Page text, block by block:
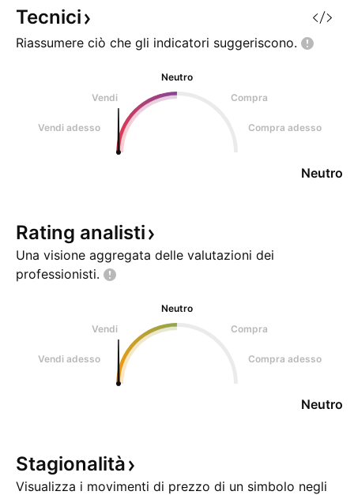
numeri di
Tecnici
Riassumere ciò che gli indicatori suggeriscono.
Neutro
Vendi
Compra
Vendi adesso Compra adesso
Neutro
Rating analisti
Una visione aggregata delle valutazioni dei
professionisti.
Neutro
Vendi
Compra
Vendi adesso Compra adesso
Neutro
Stagionalità
Visualizza i movimenti di prezzo di un simbolo negli